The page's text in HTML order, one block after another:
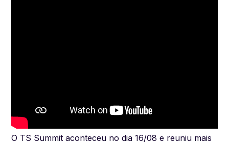
O TS Summit aconteceu no dia 16/08 e reuniu mais